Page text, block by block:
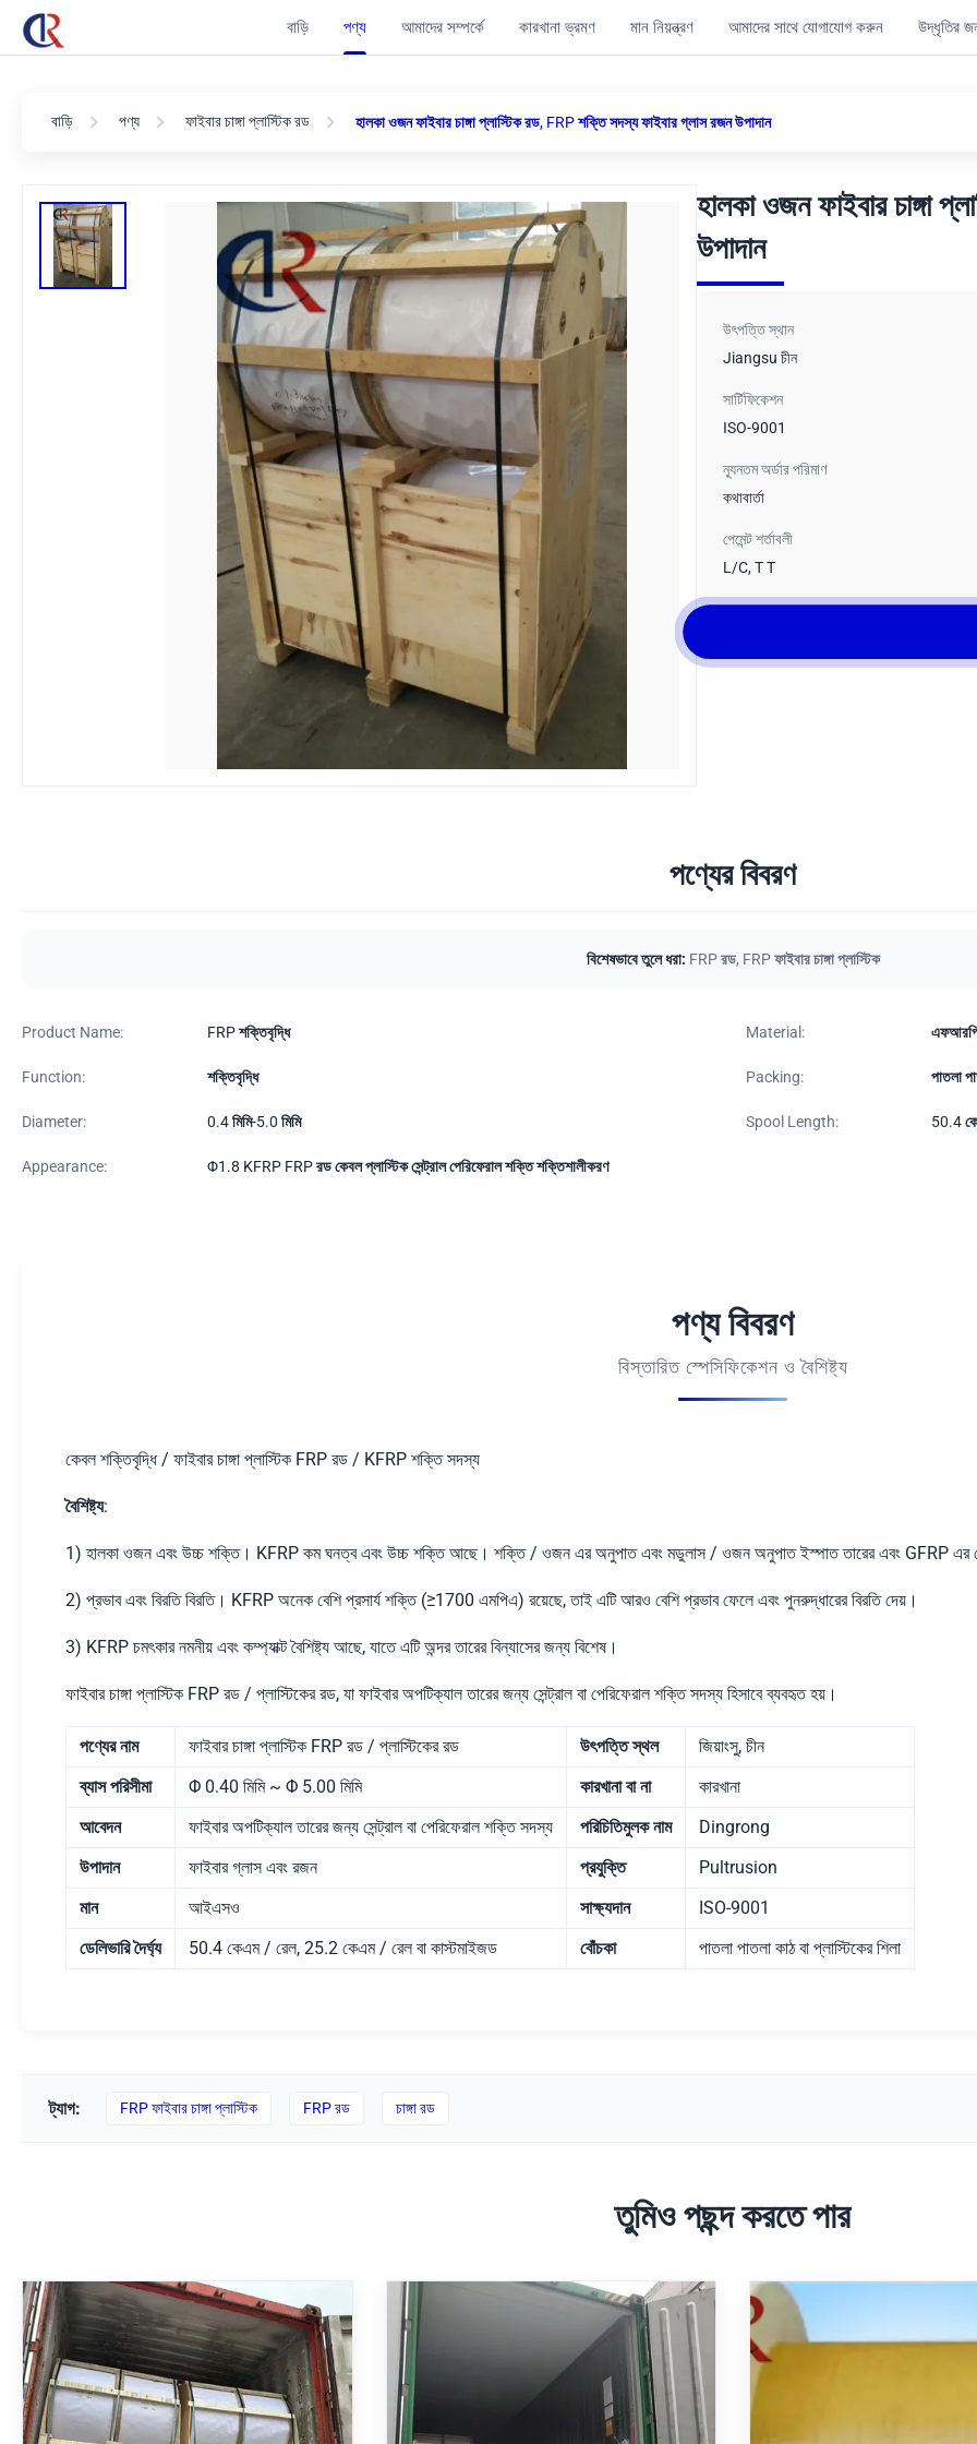
বাড়ি পণ্য আমাদের সম্পর্কে কারখানা ভ্রমণ মান নিয়ন্ত্রণ আমাদের সাথে যোগাযোগ করুন উদ্ধৃতির
বাড়ি পণ্য ফাইবার চাঙ্গা প্লাস্টিক রড হালকা ওজন ফাইবার চাঙ্গা প্লাস্টিক রড, FRP শক্তি সদস্য ফাইবার গ্লাস রজন উপাদান
হালকা ওজন ফাইবার চাঙ্গা
উপাদান
উৎপত্তি স্থান
Jiangsu চীন
সার্টিফিকেশন
ISO-9001
ন্যূনতম অর্ডার পরিমাণ
কথাবার্তা
পেমেন্ট শর্তাবলী
L/C, T T
পণ্যের বিবরণ
বিশেষভাবে তুলে ধরা: FRP রড, FRP ফাইবার চাঙ্গা প্লাস্টিক
Product Name: FRP শক্তিবৃদ্ধি Material:
Function: শক্তিবৃদ্ধি Packing: পাতলা
Diameter: 0.4 মিমি-5.0 মিমি Spool Length: 50.4
Appearance: Φ1.8 KFRP FRP রড কেবল প্লাস্টিক সেন্ট্রাল পেরিফেরাল শক্তি শক্তিশালীকরণ
পণ্য বিবরণ
বিস্তারিত স্পেসিফিকেশন ও বৈশিষ্ট্য
কেবল শক্তিবৃদ্ধি / ফাইবার চাঙ্গা প্লাস্টিক FRP রড / KFRP শক্তি সদস্য
বৈশিষ্ট্য:
1) হালকা ওজন এবং উচ্চ শক্তি। KFRP কম ঘনত্ব এবং উচ্চ শক্তি আছে। শক্তি / ওজন এর অনুপাত এবং মডুলাস / ওজন অনুপাত ইস্পাত তারের এবং GFRP এর
2) প্রভাব এবং বিরতি বিরতি। KFRP অনেক বেশি প্রসার্য শক্তি (≥1700 এমপিএ) রয়েছে, তাই এটি আরও বেশি প্রভাব ফেলে এবং পুনরুদ্ধারের বিরতি দেয়।
3) KFRP চমৎকার নমনীয় এবং কম্প্যাক্ট বৈশিষ্ট্য আছে, যাতে এটি অন্দর তারের বিন্যাসের জন্য বিশেষ।
ফাইবার চাঙ্গা প্লাস্টিক FRP রড / প্লাস্টিকের রড, যা ফাইবার অপটিক্যাল তারের জন্য সেন্ট্রাল বা পেরিফেরাল শক্তি সদস্য হিসাবে ব্যবহৃত হয়।
পণ্যের নাম ফাইবার চাঙ্গা প্লাস্টিক FRP রড / প্লাস্টিকের রড উৎপত্তি স্থল
জিয়াংসু, চীন
ব্যাস পরিসীমা
Φ 0.40 মিমি ~ Φ 5.00 মিমি কারখানা বা না
কারখানা
আবেদন
ফাইবার অপটিক্যাল তারের জন্য সেন্ট্রাল বা পেরিফেরাল শক্তি সদস্য পরিচিতিমুলক নাম
Dingrong
উপাদান
ফাইবার গ্লাস এবং রজন প্রযুক্তি
Pultrusion
মান
আইএসও সাক্ষ্যদান
ISO-9001
ডেলিভারি দৈর্ঘ্য
50.4 কেএম / রেল, 25.2 কেএম / রেল বা কাস্টমাইজড বোঁচকা পাতলা পাতলা কাঠ বা প্লাস্টিকের শিলা
ট্যাগ: FRP ফাইবার চাঙ্গা প্লাস্টিক FRP রড চাঙ্গা রড
তুমিও পছন্দ করতে পার
স্বচ্ছ শক্তিশালী প্লাস্টিকের রড, বাণিজ্যিক /
ইঞ্জিনিয়ারিংয়ের জন্য এফআরপি স্টিক
ব্যাসার্ধ 0.5mm-7.0mm ফাইবার
শক্তিশালী প্লাস্টিকের রড উচ্চ প্রসার্য শক্তি
7.0mm দৈর্ঘ্য